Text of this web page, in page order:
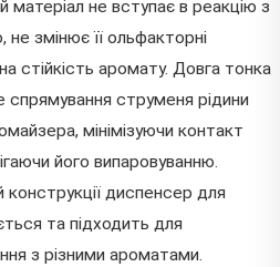
матеріал не вступає в реакцію з
змінює її ольфакторні
стійкість аромату. Довга тонка
спрямування струменя рідини
мінімізуючи контакт
його випаровуванню.
конструкції диспенсер для
та підходить для
з різними ароматами.